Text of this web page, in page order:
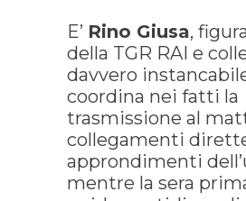
E’ Rino Giusa,
della TGR RAI e
davvero
coordina nei fatti la
trasmissione al
collegamenti
approndimenti
mentre la sera